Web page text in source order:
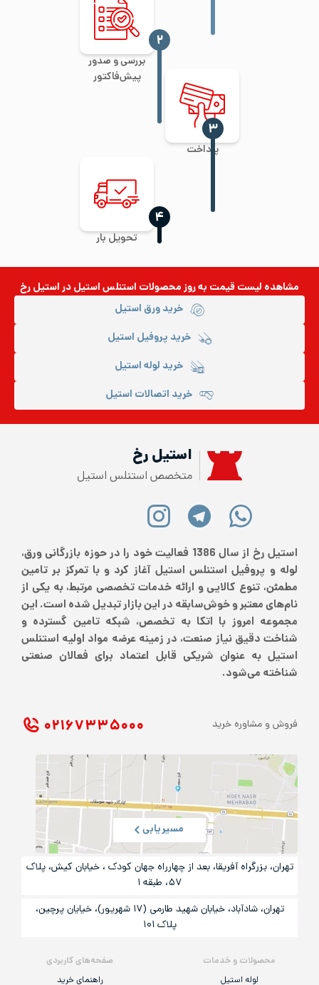
بررسی و صدور
پیش‌فاکتور
‍۲
پرداخت
‍۳
تحویل بار
‍۴
مشاهده لیست قیمت به روزمحصولات استنلس استیلدر استیل رخ
خرید ورق استیل
خرید پروفیل استیل
خرید لوله استیل
خرید اتصالات استیل
استیل رخ
متخصص استنلس استیل
استیل رخ از سال 1386 فعالیت خود را در حوزه بازرگانی ورق،
لوله و پروفیل استنلس استیل آغاز کرد و با تمرکز بر تامین
مطمئن، تنوع کالایی و ارائه خدمات تخصصی مرتبط، به یکی از
نام‌های معتبر و خوش‌سابقه در این بازار تبدیل شده است. این
مجموعه امروز با اتکا به تخصص، شبکه تامین گسترده و
شناخت دقیق نیاز صنعت، در زمینه عرضه مواد اولیه استنلس
استیل به عنوان شریکی قابل اعتماد برای فعالان صنعتی
شناخته می‌شود.
محصولات و خدمات
لوله استیل
صفحه‌های کاربردی
راهنمای خرید
فروش و مشاوره خرید ۰۲۱ ۶۷۳۳۵۰۰۰
مسیریابی
تهران، بزرگراه آفریقا، بعد از چهارراه جهان کودک ، خیابان کیش، پلاک
۵۷، طبقه ۱
تهران، شادآباد، خیابان شهید طارمی (۱۷ شهریور)، خیایان پرچین،
پلاک ۱۰۱